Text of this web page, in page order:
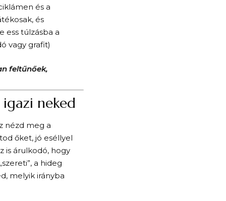
és a
és
ess túlzásba a
vagy grafit)
feltűnőek,
neked
nézd meg a
őket, jó eséllyel
is árulkodó, hogy
a hideg
melyik irányba